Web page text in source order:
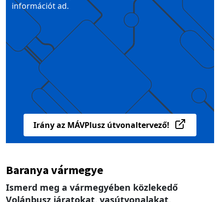
információt ad.
Irány az MÁVPlusz útvonaltervező!
Baranya vármegye
Ismerd meg a vármegyében közlekedő